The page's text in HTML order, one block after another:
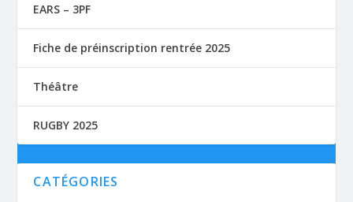
EARS – 3PF
Fiche de préinscription rentrée 2025
Théâtre
RUGBY 2025
CATÉGORIES